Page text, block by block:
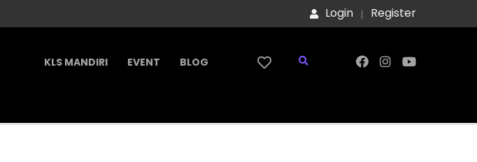
Login Register
KLS MANDIRI EVENT BLOG